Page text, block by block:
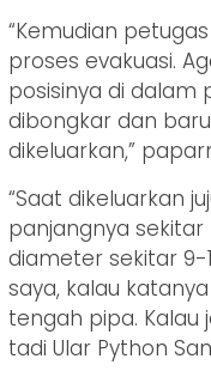
“Kemudian
proses evakuasi.
posisinya di dalam
dibongkar dan
dikeluarkan,”
“Saat dikeluarkan
panjangnya
diameter sekitar 9-
saya, kalau
tengah pipa. Kalau
tadi Ular Python